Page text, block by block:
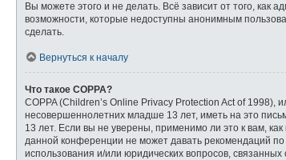
Вы можете этого и не делать. Всё зависит от того,
возможности, которые недоступны анонимным
сделать.
Вернуться к началу
Что такое COPPA?
COPPA (Children’s Online Privacy Protection Act of
несовершеннолетних младше 13 лет, иметь на это
13 лет. Если вы не уверены, применимо ли это к вам,
данной конференции не может давать рекомендаций
использования и/или юридических вопросов,